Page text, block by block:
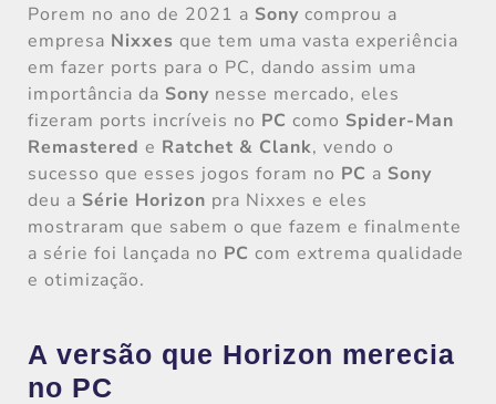
Porem no ano de 2021 a Sony comprou a
empresa Nixxes que tem uma vasta experiência
em fazer ports para o PC, dando assim uma
importância da Sony nesse mercado, eles
fizeram ports incríveis no PC como Spider-Man
Remastered e Ratchet & Clank, vendo o
sucesso que esses jogos foram no PC a Sony
deu a Série Horizon pra Nixxes e eles
mostraram que sabem o que fazem e finalmente
a série foi lançada no PC com extrema qualidade
e otimização.
A versão que Horizon merecia
no PC